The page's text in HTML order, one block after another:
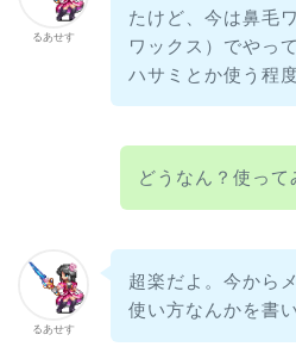
るあせす
たけど、今は鼻毛
ワックス）でやっ
ハサミとか使う程
どうなん？使って
るあせす
超楽だよ。今から
使い方なんかを書